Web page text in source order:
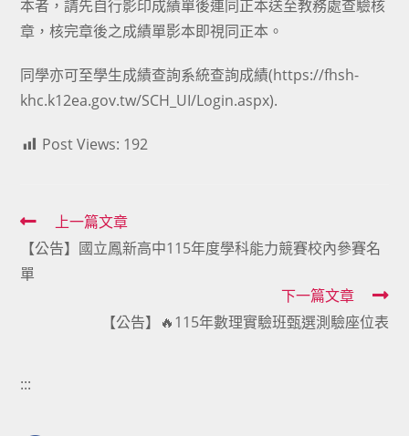
本者，請先自行影印成績單後連同正本送至教務處查驗核
章，核完章後之成績單影本即視同正本。
同學亦可至學生成績查詢系統查詢成績(https://fhsh-
khc.k12ea.gov.tw/SCH_UI/Login.aspx).
Post Views: 192
Read
more
articles
上一篇文章
【公告】國立鳳新高中115年度學科能力競賽校內參賽名
單
下一篇文章
【公告】🔥115年數理實驗班甄選測驗座位表
:::